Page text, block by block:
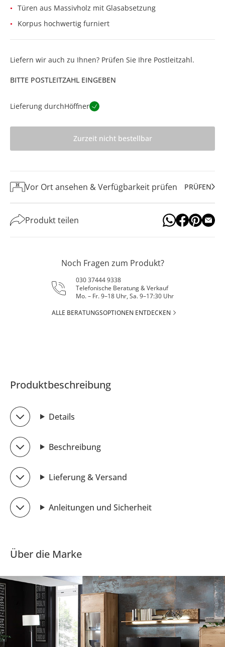
Türen aus Massivholz mit Glasabsetzung
Korpus hochwertig furniert
Liefern wir auch zu Ihnen? Prüfen Sie Ihre Postleitzahl.
BITTE POSTLEITZAHL EINGEBEN
Lieferung durchHöffner
Zurzeit nicht bestellbar
Vor Ort ansehen & Verfügbarkeit prüfen PRÜFEN
Produkt teilen
Noch Fragen zum Produkt?
030 37444 9338
Telefonische Beratung & Verkauf
Mo. – Fr. 9–18 Uhr, Sa. 9–17:30 Uhr
ALLE BERATUNGSOPTIONEN ENTDECKEN
Produktbeschreibung
Details
Beschreibung
Lieferung & Versand
Anleitungen und Sicherheit
Über die Marke